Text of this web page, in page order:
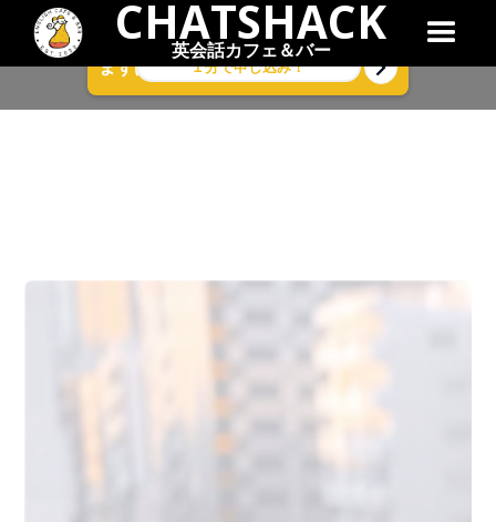
CHATSHACK
英会話カフェ＆バー
１分で申し込み！
まずは気軽に無料体験レッスン！